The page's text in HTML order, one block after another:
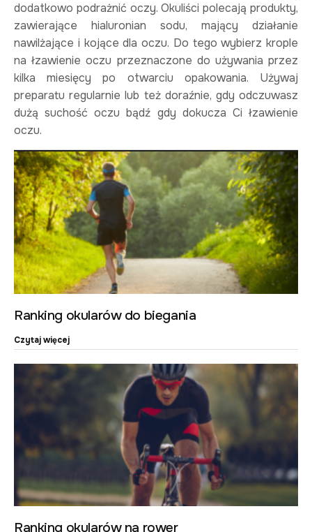
dodatkowo podrażnić oczy. Okuliści polecają produkty,
zawierające hialuronian sodu, mający działanie
nawilżające i kojące dla oczu. Do tego wybierz krople
na łzawienie oczu przeznaczone do używania przez
kilka miesięcy po otwarciu opakowania. Używaj
preparatu regularnie lub też doraźnie, gdy odczuwasz
dużą suchość oczu bądź gdy dokucza Ci łzawienie
oczu.
Ranking okularów do biegania
Czytaj więcej
Ranking okularów na rower